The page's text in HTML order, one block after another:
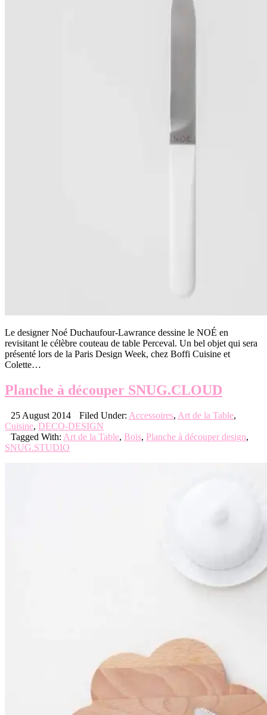
Le designer Noé Duchaufour-Lawrance dessine le NOÉ en
revisitant le célèbre couteau de table Perceval. Un bel objet qui sera
présenté lors de la Paris Design Week, chez Boffi Cuisine et
Colette…
Planche à découper SNUG.CLOUD
25 August 2014 Filed Under: Accessoires, Art de la Table,
Cuisine, DECO-DESIGN
Tagged With: Art de la Table, Bois, Planche à découper design,
SNUG.STUDIO